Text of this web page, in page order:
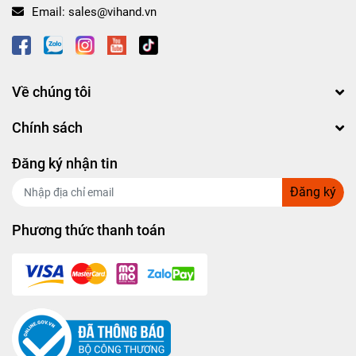
Email: sales@vihand.vn
Về chúng tôi
Chính sách
Đăng ký nhận tin
Đăng ký
Phương thức thanh toán